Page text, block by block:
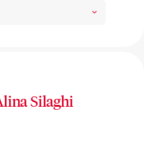
Silaghi